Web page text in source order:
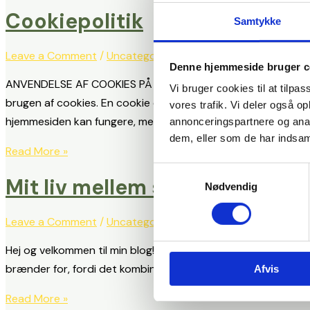
Samtykke
Denne hjemmeside bruger
Vi bruger cookies til at
vores trafik. Vi deler også
annonceringspartnere og
dem, eller som de har
Nødvendig
Afvis
Cookiepolitik
Leave a Comment /Uncategorized
ANVENDELSE AF COOKIES PÅ BYSOPHIA Denne
brugen af cookies. En cookie er en uskadelig datafil som
hjemmesiden kan fungere, men vi bruger dem også […]
Read More »
Mit liv mellem studie, arbejde
Leave a Comment /Uncategorized
Sophia
Hej og velkommen til min blog!Mit navn er Sophia, jeg er 24
brænder for, fordi det kombinerer kreativitet, strategi og
Read More »